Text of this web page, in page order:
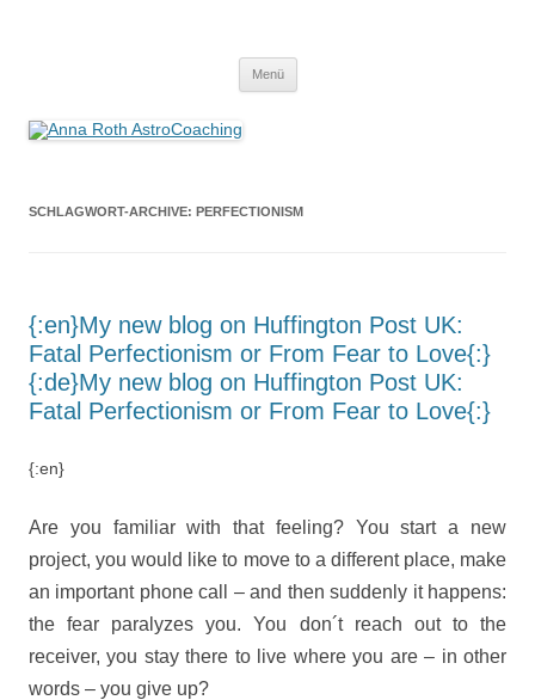
Menü
SCHLAGWORT-ARCHIVE: PERFECTIONISM
{:en}My new blog on Huffington Post UK:
Fatal Perfectionism or From Fear to Love{:}
{:de}My new blog on Huffington Post UK:
Fatal Perfectionism or From Fear to Love{:}
{:en}
Are you familiar with that feeling? You start a new
project, you would like to move to a different place, make
an important phone call – and then suddenly it happens:
the fear paralyzes you. You don´t reach out to the
receiver, you stay there to live where you are – in other
words – you give up?